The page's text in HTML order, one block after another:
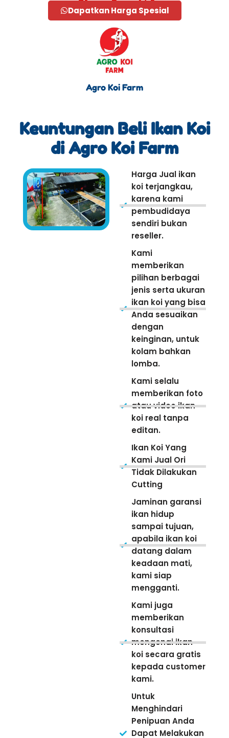
Dapatkan Harga Spesial
Agro Koi Farm
Keuntungan Beli Ikan Koi
di Agro Koi Farm
Harga Jual ikan
koi terjangkau,
karena kami
pembudidaya
sendiri bukan
reseller.
Kami
memberikan
pilihan berbagai
jenis serta ukuran
ikan koi yang bisa
Anda sesuaikan
dengan
keinginan, untuk
kolam bahkan
lomba.
Kami selalu
memberikan foto
atau video ikan
koi real tanpa
editan.
Ikan Koi Yang
Kami Jual Ori
Tidak Dilakukan
Cutting
Jaminan garansi
ikan hidup
sampai tujuan,
apabila ikan koi
datang dalam
keadaan mati,
kami siap
mengganti.
Kami juga
memberikan
konsultasi
mengenai ikan
koi secara gratis
kepada customer
kami.
Untuk
Menghindari
Penipuan Anda
Dapat Melakukan